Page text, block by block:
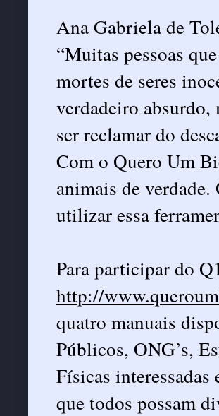
Ana Gabriela de
“Muitas pessoas
mortes de seres
verdadeiro absurdo,
ser reclamar do
Com o Quero Um
animais de
utilizar essa
Para participar do
http://
quatro manuais
Públicos, ONG’s,
Físicas interessadas
que todos possam